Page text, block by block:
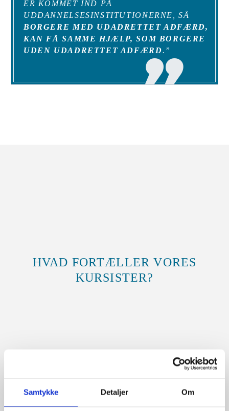
Samtykke Detaljer Om
ER KOMMET IND PÅ
UDDANNELSESINSTITUTIONERNE, SÅ
BORGERE MED UDADRETTET ADFÆRD,
KAN FÅ SAMME HJÆLP, SOM BORGERE
UDEN UDADRETTET ADFÆRD.”
HVAD FORTÆLLER VORES
KURSISTER?